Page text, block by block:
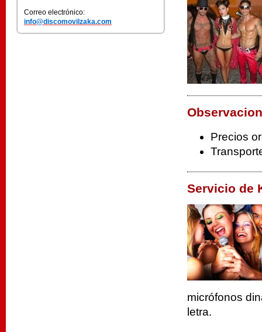
Correo electrónico:
info@discomovilzaka.com
Precios
Servicio de
micrófonos
letra.